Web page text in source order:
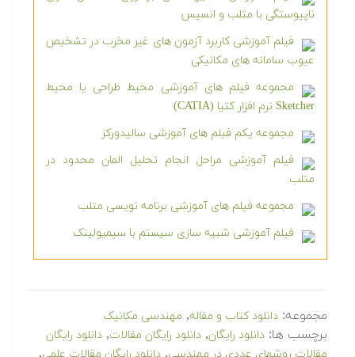
ناپیوستگی با متلب و انسیس
فیلم آموزشی کاربرد آزمون های غیر مخرب در تشخیص
عیوب سامانه های مکانیکی
مجموعه فیلم های آموزشی محیط طراحی یا محیط
Sketcher نرم افزار کتیا (CATIA)
مجموعه یکم فیلم های آموزشی سالیدورکز
فیلم آموزشی مراحل انجام تحلیل المان محدود در
متلب
مجموعه فیلم های آموزشی برنامه نویسی متلب
فیلم آموزشی شبیه سازی سیستم با سیمیولینک
مجموعه: دانلود کتاب و مقاله, مهندسی مکانیک
برچسب ها: دانلود رایگان, دانلود رایگان مقالات, دانلود رایگان